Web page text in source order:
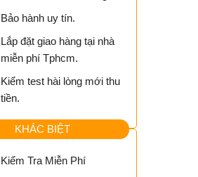
Bảo hành uy tín.
Lắp đặt giao hàng tại nhà
miễn phí Tphcm.
Kiểm test hài lòng mới thu
tiền.
KHÁC BIỆT
Kiểm Tra Miễn Phí